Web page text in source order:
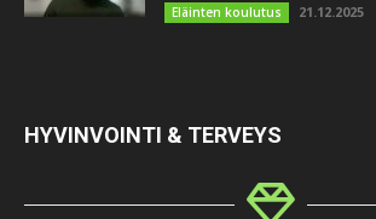
Eläinten koulutus 21.12.2025
HYVINVOINTI & TERVEYS